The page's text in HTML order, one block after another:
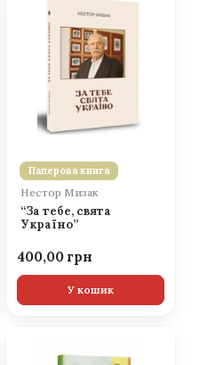
Паперова книга
Нестор Мизак
“За тебе, свята
Україно”
400,00
У кошик